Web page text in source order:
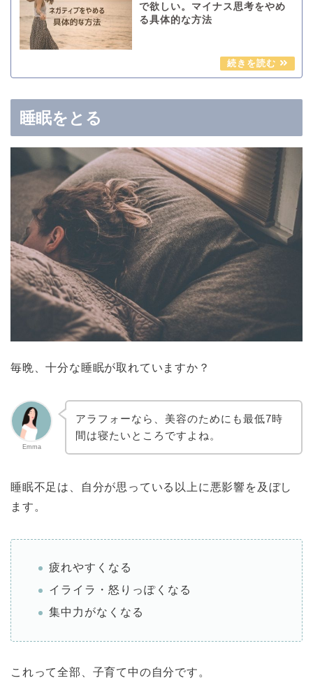
で欲しい。マイナス思考をやめ
る具体的な方法
睡眠をとる
毎晩、十分な睡眠が取れていますか？
Emma
アラフォーなら、美容のためにも最低7時
間は寝たいところですよね。
睡眠不足は、自分が思っている以上に悪影響を及ぼし
ます。
疲れやすくなる
イライラ・怒りっぽくなる
集中力がなくなる
これって全部、子育て中の自分です。